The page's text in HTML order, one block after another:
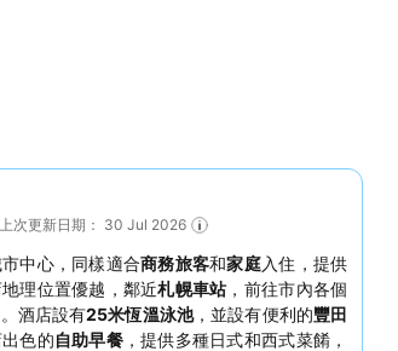
次更新日期： 30 Jul 2026
中心，同樣適合商務旅客和家庭入住，提供
理位置優越，鄰近札幌車站 ，前往市內各個
酒店設有25米恆溫泳池，並設有便利的豐田
色的自助早餐，提供多種日式和西式菜餚，